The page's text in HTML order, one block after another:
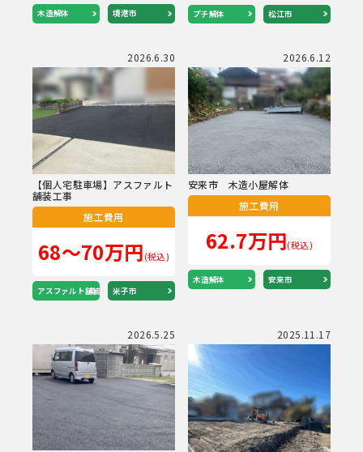
木造解体 境港市 プチ解体 松江市
2026.6.30
【個人宅駐車場】アスファルト
舗装工事
施工費用
68～70万円(税込)
アスファルト舗装 米子市
2026.6.12
安来市 木造小屋解体
施工費用
62.7万円(税込)
木造解体 安来市
2026.5.25 2025.11.17